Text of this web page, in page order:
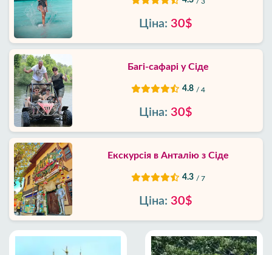
Ціна: 30$
Багі-сафарі у Сіде
4.8 / 4
Ціна: 30$
Екскурсія в Анталію з Сіде
4.3 / 7
Ціна: 30$